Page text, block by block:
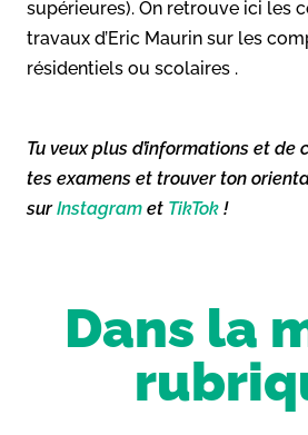
supérieures). On retrouve ici les
travaux d’Eric Maurin sur les
résidentiels ou scolaires .
Tu veux plus d’informations et de
tes examens et trouver ton
surInstagram et TikTok !
Dans la